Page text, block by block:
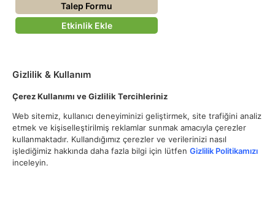
Talep Formu
Etkinlik Ekle
Gizlilik & Kullanım
Çerez Kullanımı ve Gizlilik Tercihleriniz
Web sitemiz, kullanıcı deneyiminizi geliştirmek, site trafiğini analiz
etmek ve kişiselleştirilmiş reklamlar sunmak amacıyla çerezler
kullanmaktadır. Kullandığımız çerezler ve verilerinizi nasıl
işlediğimiz hakkında daha fazla bilgi için lütfen Gizlilik Politikamızı
inceleyin.